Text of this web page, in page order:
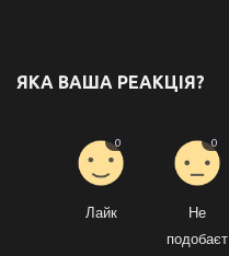
ЯКА ВАША РЕАКЦІЯ?
Лайк
0
Не
подобаєт
0